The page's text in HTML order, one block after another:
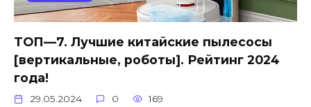
ТОП—7. Лучшие китайские пылесосы
[вертикальные, роботы]. Рейтинг 2024
года!
29.05.2024 0 169